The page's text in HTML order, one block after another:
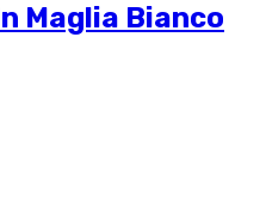
Maglia Bianco